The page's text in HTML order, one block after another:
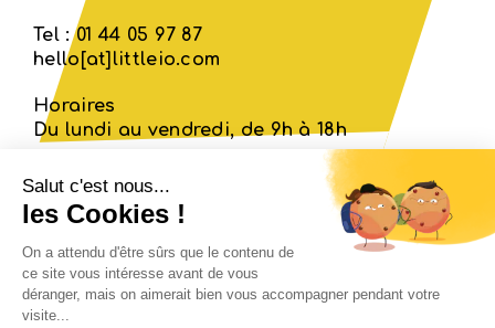
Les ateliers
Tel : 01 44 05 97 87
hello[at]littleio.com
Horaires
Du lundi au vendredi, de 9h à 18h